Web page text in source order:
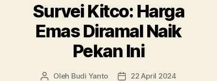
Survei Kitco: Harga
Emas Diramal Naik
Pekan Ini
Penulis
Oleh Budi Yanto
Tanggal
22 April 2024